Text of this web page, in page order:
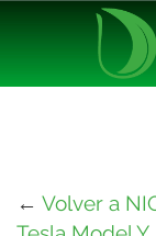
← Volver a